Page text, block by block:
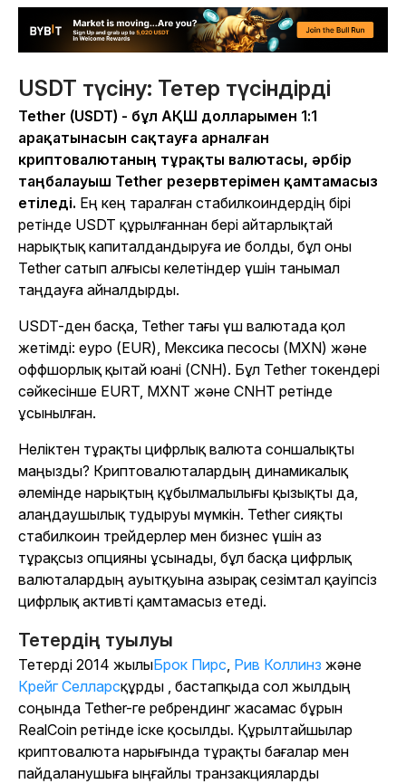
USDT түсіну: Тетер түсіндірді
Tether (USDT) - бұл АҚШ долларымен 1:1
арақатынасын сақтауға арналған
криптовалютаның тұрақты валютасы, әрбір
таңбалауыш Tether резервтерімен қамтамасыз
етіледі. Ең кең таралған стабилкоиндердің бірі
ретінде USDT құрылғаннан бері айтарлықтай
нарықтық капиталдандыруға ие болды, бұл оны
Tether сатып алғысы келетіндер үшін танымал
таңдауға айналдырды.
USDT-ден басқа, Tether тағы үш валютада қол
жетімді: еуро (EUR), Мексика песосы (MXN) және
оффшорлық қытай юані (CNH). Бұл Tether токендері
сәйкесінше EURT, MXNT және CNHT ретінде
ұсынылған.
Неліктен тұрақты цифрлық валюта соншалықты
маңызды? Криптовалюталардың динамикалық
әлемінде нарықтың құбылмалылығы қызықты да,
алаңдаушылық тудыруы мүмкін. Tether сияқты
стабилкоин трейдерлер мен бизнес үшін аз
тұрақсыз опцияны ұсынады, бұл басқа цифрлық
валюталардың ауытқуына азырақ сезімтал қауіпсіз
цифрлық активті қамтамасыз етеді.
Тетердің туылуы
Тетерді 2014 жылыБрок Пирс, Рив Коллинз және
Крейг Селларсқұрды , бастапқыда сол жылдың
соңында Tether-ге ребрендинг жасамас бұрын
RealCoin ретінде іске қосылды. Құрылтайшылар
криптовалюта нарығында тұрақты бағалар мен
пайдаланушыға ыңғайлы транзакцияларды